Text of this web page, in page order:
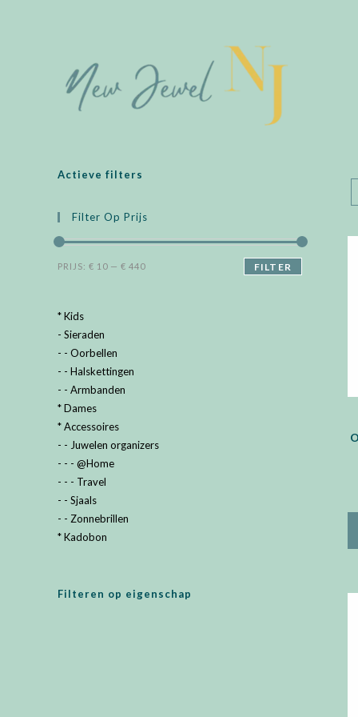
Actieve filters
Filter Op Prijs
Min.
Max.
FILTER
PRIJS: € 10 — € 440
* Kids
- Sieraden
- - Oorbellen
- - Halskettingen
- - Armbanden
* Dames
* Accessoires
- - Juwelen organizers
- - - @Home
- - - Travel
- - Sjaals
- - Zonnebrillen
* Kadobon
Filteren op eigenschap